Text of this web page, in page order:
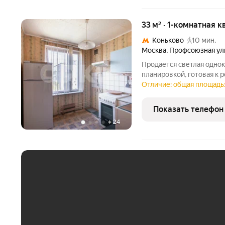
+24
33 м² · 1-комнатная
Коньково
10 мин.
Москва, Профсоюзная
Продается светлая
планировкой, готовая к
пространство по своему
для инвестиций в
Отличие: общая
Показать телефон